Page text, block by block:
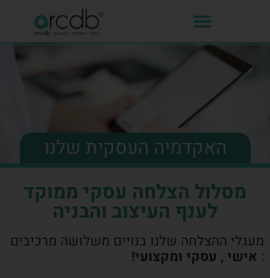
האקדמיה העסקית שלנו
מסלול הצלחה עסקי ממוקד
לענף העיצוב והבניה
מעגלי ההצלחה שלנו בנויים משלושה מרכיבים
: אישי , עסקי ומקצועי!